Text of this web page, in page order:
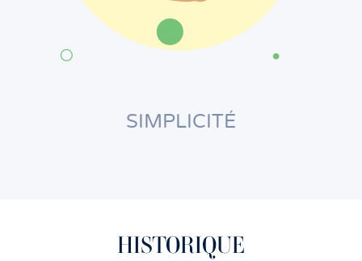
SIMPLICITÉ
HISTORIQUE